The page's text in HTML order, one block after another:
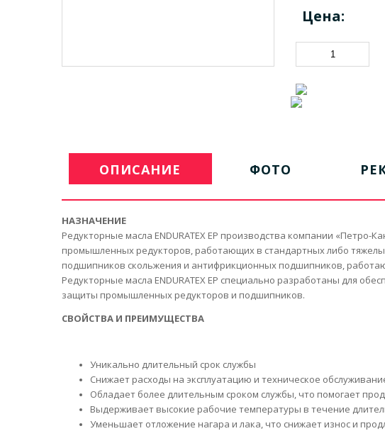
Цена:
ОПИСАНИЕ ФОТО
НАЗНАЧЕНИЕ
Редукторные масла ENDURATEX EP производства компании
промышленных редукторов, работающих в стандартных либо
подшипников скольжения и антифрикционных подшипников,
Редукторные масла ENDURATEX EP специально разработаны для
защиты промышленных редукторов и подшипников.
СВОЙСТВА И ПРЕИМУЩЕСТВА
Уникально длительный срок службы
Снижает расходы на эксплуатацию и техническое
Обладает более длительным сроком службы, что помогает
Выдерживает высокие рабочие температуры в течение
Уменьшает отложение нагара и лака, что снижает износ и